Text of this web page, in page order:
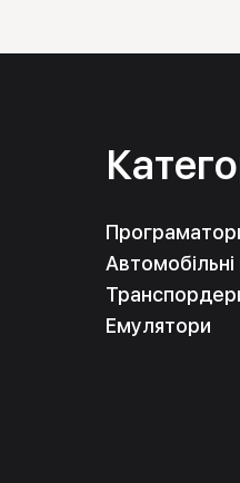
Автомобільні
Емулятори